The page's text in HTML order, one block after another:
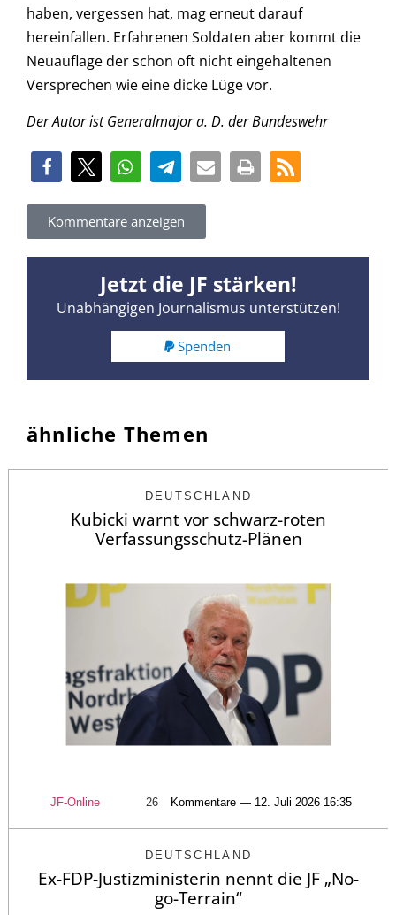
haben, vergessen hat, mag erneut darauf
hereinfallen. Erfahrenen Soldaten aber kommt die
Neuauflage der schon oft nicht eingehaltenen
Versprechen wie eine dicke Lüge vor.
Der Autor ist Generalmajor a. D. der Bundeswehr
Kommentare anzeigen
Jetzt die JF stärken!
Unabhängigen Journalismus unterstützen!
Spenden
ähnliche Themen
DEUTSCHLAND
Kubicki warnt vor schwarz-roten
Verfassungsschutz-Plänen
JF-Online 26 Kommentare — 12. Juli 2026 16:35
DEUTSCHLAND
Ex-FDP-Justizministerin nennt die JF „No-
go-Terrain“